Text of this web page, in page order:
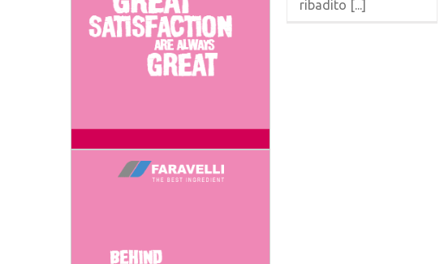
ribadito [...]